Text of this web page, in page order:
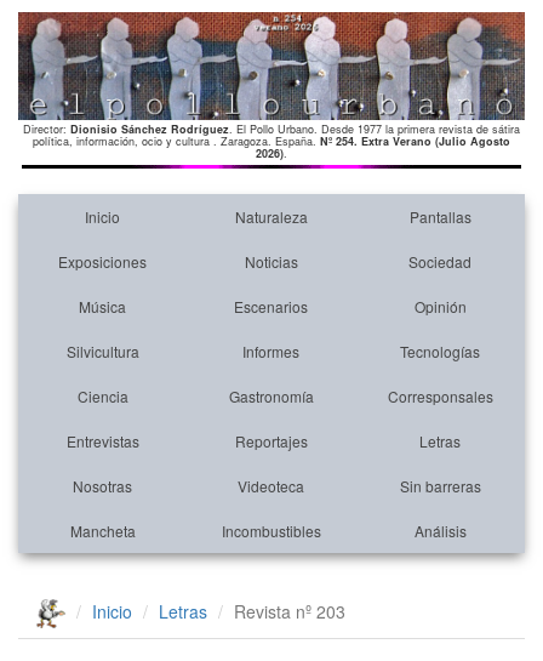
Director: Dionisio Sánchez Rodríguez. El Pollo Urbano. Desde 1977 la primera revista de sátira
política, información, ocio y cultura . Zaragoza. España. Nº 254. Extra Verano (Julio Agosto
2026).
Inicio Naturaleza Pantallas
Exposiciones Noticias Sociedad
Música Escenarios Opinión
Silvicultura Informes Tecnologías
Ciencia Gastronomía Corresponsales
Entrevistas Reportajes Letras
Nosotras Videoteca Sin barreras
Mancheta Incombustibles Análisis
Inicio Letras Revista nº 203